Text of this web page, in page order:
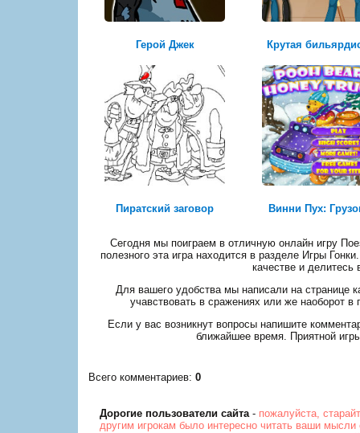
Герой Джек Крутая
Пиратский заговор Винни Пух:
Сегодня мы поиграем в отличную онлайн игру
полезного эта игра находится в разделе Игры
качестве и делитесь
Для вашего удобства мы написали на странице
учавствовать в сражениях или же наоборот
Если у вас возникнут вопросы напишите
ближайшее время. Приятной
Всего комментариев: 0
Дорогие пользователи сайта- пожалуйста,
другим игрокам было интересно читать ваши